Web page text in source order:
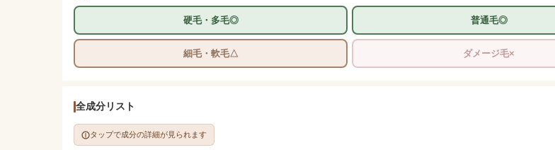
硬毛・多毛◎ 普通毛◎
細毛・軟毛△ ダメージ毛×
全成分リスト
タップで成分の詳細が見られます